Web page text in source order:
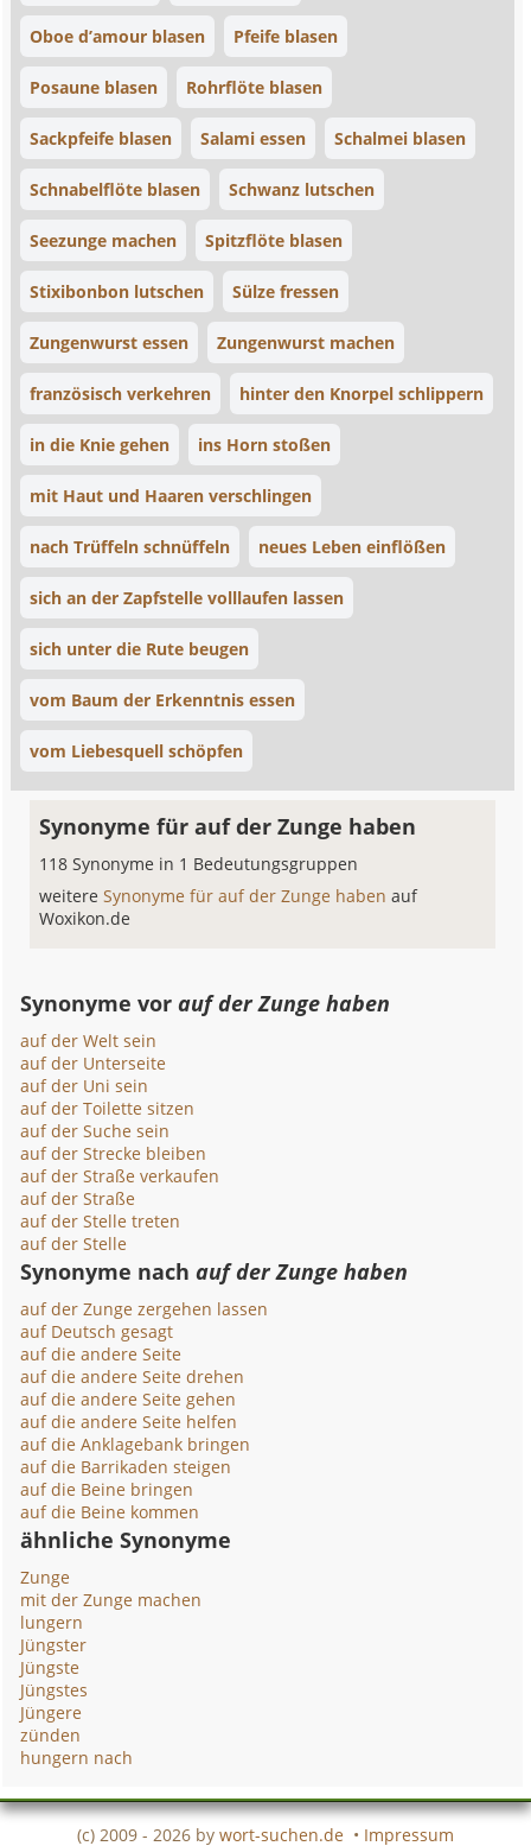
Oboe d’amour blasen Pfeife blasen
Posaune blasen Rohrflöte blasen
Sackpfeife blasen Salami essen Schalmei blasen
Schnabelflöte blasen Schwanz lutschen
Seezunge machen Spitzflöte blasen
Stixibonbon lutschen Sülze fressen
Zungenwurst essen Zungenwurst machen
französisch verkehren hinter den Knorpel schlippern
in die Knie gehen ins Horn stoßen
mit Haut und Haaren verschlingen
nach Trüffeln schnüffeln neues Leben einflößen
sich an der Zapfstelle volllaufen lassen
sich unter die Rute beugen
vom Baum der Erkenntnis essen
vom Liebesquell schöpfen
Synonyme für auf der Zunge haben
118 Synonyme in 1 Bedeutungsgruppen
weitereSynonyme für auf der Zunge habenauf
Woxikon.de
Synonyme vorauf der Zunge haben
auf der Welt sein
auf der Unterseite
auf der Uni sein
auf der Toilette sitzen
auf der Suche sein
auf der Strecke bleiben
auf der Straße verkaufen
auf der Straße
auf der Stelle treten
auf der Stelle
Synonyme nachauf der Zunge haben
auf der Zunge zergehen lassen
auf Deutsch gesagt
auf die andere Seite
auf die andere Seite drehen
auf die andere Seite gehen
auf die andere Seite helfen
auf die Anklagebank bringen
auf die Barrikaden steigen
auf die Beine bringen
auf die Beine kommen
ähnliche Synonyme
Zunge
mit der Zunge machen
lungern
Jüngster
Jüngste
Jüngstes
Jüngere
zünden
hungern nach
(c) 2009 - 2026 by wort-suchen.de • Impressum